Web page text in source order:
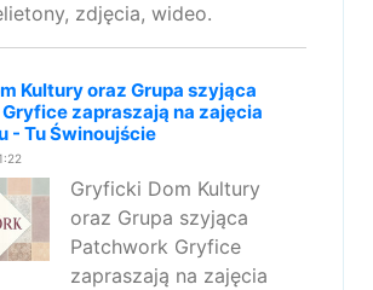
zdjęcia, wideo.
Kultury oraz Grupa szyjąca
zapraszają na zajęcia
- Tu Świnoujście
Gryficki Dom Kultury
oraz Grupa szyjąca
Patchwork Gryfice
zapraszają na zajęcia